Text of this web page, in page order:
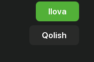
Ilova
Qolish